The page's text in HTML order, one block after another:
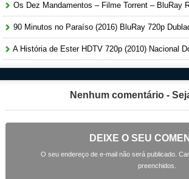
Os Dez Mandamentos – Filme Torrent – BluRay Rip 720p
90 Minutos no Paraíso (2016) BluRay 720p
A História de Ester HDTV 720p (2010) Nacional
Nenhum comentário -
DEIXE O SEU
O seu endereço de e-mail não será publicado.
preenchidos.